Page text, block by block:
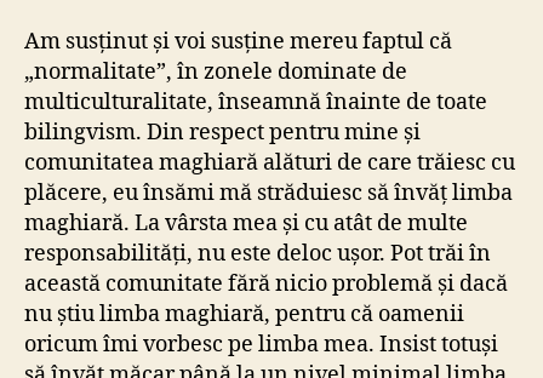
Am susținut și voi susține mereu faptul că
„normalitate”, în zonele dominate de
multiculturalitate, înseamnă înainte de toate
bilingvism. Din respect pentru mine și
comunitatea maghiară alături de care trăiesc cu
plăcere, eu însămi mă străduiesc să învăț limba
maghiară. La vârsta mea și cu atât de multe
responsabilități, nu este deloc ușor. Pot trăi în
această comunitate fără nicio problemă și dacă
nu știu limba maghiară, pentru că oamenii
oricum îmi vorbesc pe limba mea. Insist totuși